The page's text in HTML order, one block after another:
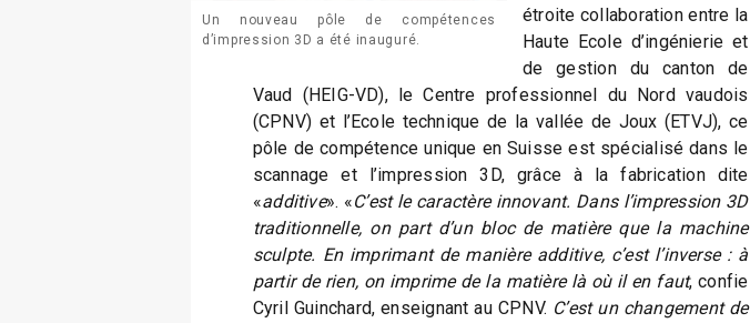
Un nouveau pôle de compétences
d’impression 3D a été inauguré.
étroite collaboration entre la
Haute Ecole d’ingénierie et
de gestion du canton de
Vaud (HEIG-VD), le Centre professionnel du Nord vaudois
(CPNV) et l’Ecole technique de la vallée de Joux (ETVJ), ce
pôle de compétence unique en Suisse est spécialisé dans le
scannage et l’impression 3D, grâce à la fabrication dite
«additive». «C’est le caractère innovant. Dans l’impression 3D
traditionnelle, on part d’un bloc de matière que la machine
sculpte. En imprimant de manière additive, c’est l’inverse : à
partir de rien, on imprime de la matière là où il en faut, confie
Cyril Guinchard, enseignant au CPNV. C’est un changement de